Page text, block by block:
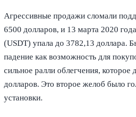
Агрессивные продажи сломали
6500 долларов, и 13 марта 2020
(USDT) упала до 3782,13 доллара.
падение как возможность для
сильное ралли облегчения, которое
долларов. Это второе желоб было
установки.